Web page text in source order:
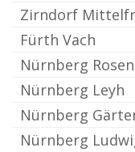
Zirndorf
Fürth Vach
Nürnberg
Nürnberg Leyh
Nürnberg
Nürnberg